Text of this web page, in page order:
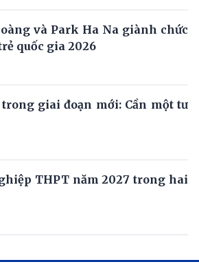
và Park Ha Na giành chức
quốc gia 2026
giai đoạn mới: Cần một tư
THPT năm 2027 trong hai